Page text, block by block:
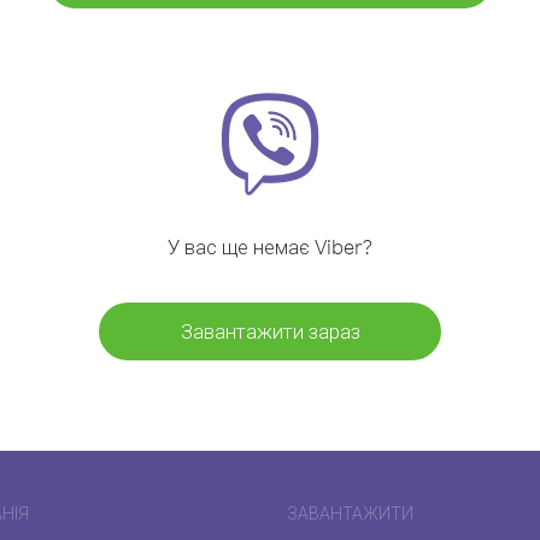
У вас ще немає Viber?
Завантажити зараз
ЗАВАНТАЖИТИ